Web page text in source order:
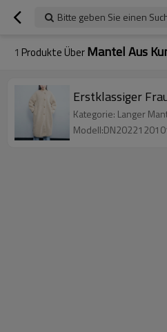
Bitte geben Sie einen
1 Produkte ÜberMantel Aus
Erstklassiger
Kategorie: Langer